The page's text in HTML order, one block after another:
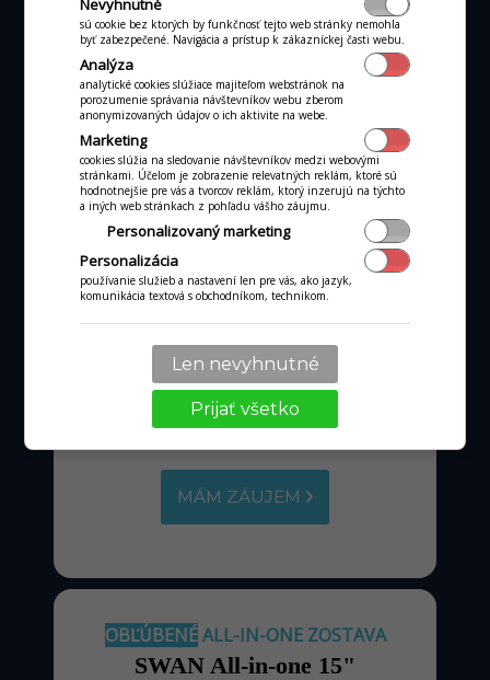
All-in-one P3MIX
od 36 €
pri obrate kartou nad tisíc €
MÁM ZÁUJEM
OBĽÚBENÉALL-IN-ONE ZOSTAVA
SWAN All-in-one 15"
Nevyhnutné
sú cookie bez ktorých by funkčnosť tejto web stránky nemohla
byť zabezpečené. Navigácia a prístup k zákazníckej časti webu.
Analýza
analytické cookies slúžiace majiteľom webstránok na
porozumenie správania návštevníkov webu zberom
anonymizovaných údajov o ich aktivite na webe.
Marketing
cookies slúžia na sledovanie návštevníkov medzi webovými
stránkami. Účelom je zobrazenie relevatných reklám, ktoré sú
hodnotnejšie pre vás a tvorcov reklám, ktorý inzerujú na týchto
a iných web stránkach z pohľadu vášho záujmu.
Personalizovaný marketing
Personalizácia
používanie služieb a nastavení len pre vás, ako jazyk,
komunikácia textová s obchodníkom, technikom.
Len nevyhnutné
Prijať všetko